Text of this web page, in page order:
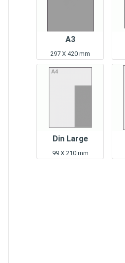
A3
297 X 420 mm
Din Large
99 X 210 mm